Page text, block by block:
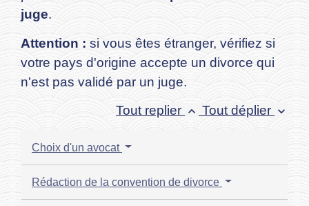
juge.
Attention : si vous êtes étranger, vérifiez si
votre pays d'origine accepte un divorce qui
n'est pas validé par un juge.
Tout replier keyboard_arrow_up Tout déplier keyboard_arrow_down
Choix d'un avocat
Rédaction de la convention de divorce